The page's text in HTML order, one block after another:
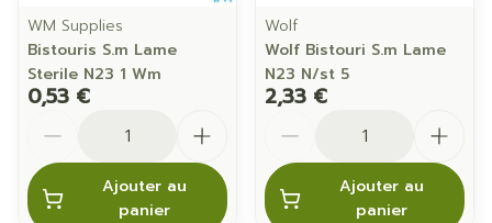
WM Supplies
Bistouris S.m Lame
Sterile N23 1 Wm
0,53 €
Ajouter au
panier
Wolf
Wolf Bistouri S.m Lame
N23 N/st 5
2,33 €
Ajouter au
panier